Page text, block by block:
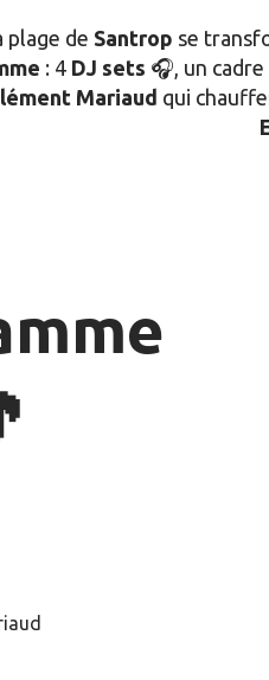
plage de Santrop se
: 4DJ sets 🎧, un
Mariaud qui